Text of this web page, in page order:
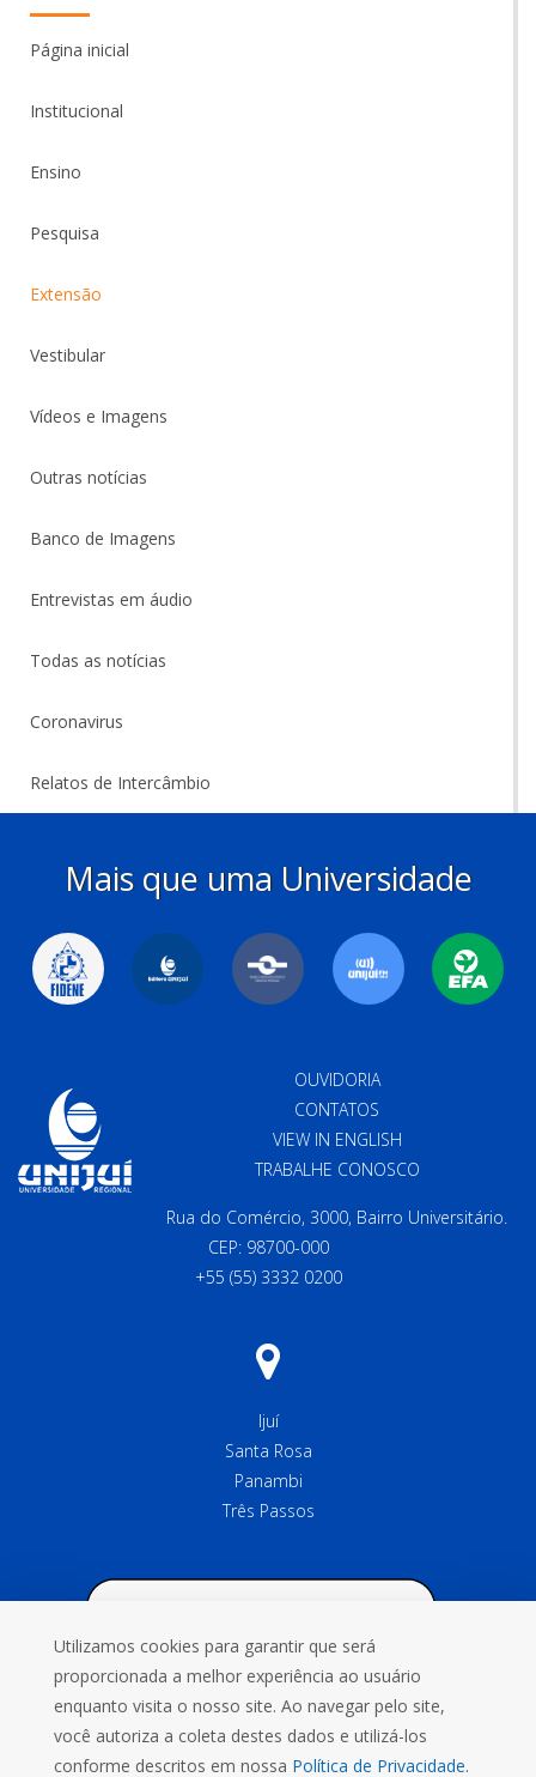
Página inicial
Institucional
Ensino
Pesquisa
Extensão
Vestibular
Vídeos e Imagens
Outras notícias
Banco de Imagens
Entrevistas em áudio
Todas as notícias
Coronavirus
Relatos de Intercâmbio
Mais que uma Universidade
OUVIDORIA
CONTATOS
VIEW IN ENGLISH
TRABALHE CONOSCO
Rua do Comércio, 3000, Bairro Universitário.
CEP: 98700-000
+55 (55) 3332 0200
Ijuí
Santa Rosa
Panambi
Três Passos
Utilizamos cookies para garantir que será
proporcionada a melhor experiência ao usuário
enquanto visita o nosso site. Ao navegar pelo site,
você autoriza a coleta destes dados e utilizá-los
conforme descritos em nossa Política de Privacidade.